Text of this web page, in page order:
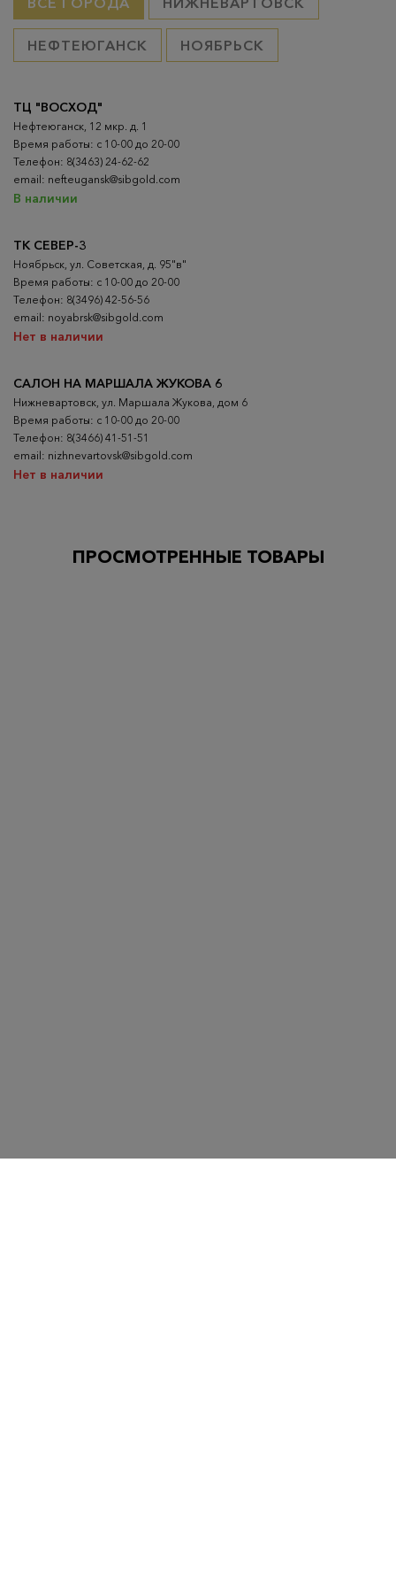
НЕФТЕЮГАНСК НОЯБРЬСК
ТК СЕВЕР-3
Ноябрьск, ул. Советская, д. 95"в"
Время работы: с 10-00 до 20-00
Телефон: 8(3496) 42-56-56
email: noyabrsk@sibgold.com
Нет в наличии
ТЦ "ВОСХОД"
Нефтеюганск, 12 мкр. д. 1
Время работы: с 10-00 до 20-00
Телефон: 8(3463) 24-62-62
email: nefteugansk@sibgold.com
В наличии
САЛОН НА МАРШАЛА ЖУКОВА 6
Нижневартовск, ул. Маршала Жукова, дом 6
Время работы: с 10-00 до 20-00
Телефон: 8(3466) 41-51-51
email: nizhnevartovsk@sibgold.com
Нет в наличии
ПРОСМОТРЕННЫЕ ТОВАРЫ